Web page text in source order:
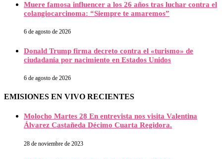
Muere famosa influencer a los 26 años tras luchar contra el
colangiocarcinoma: “Siempre te amaremos”
6 de agosto de 2026
Donald Trump firma decreto contra el «turismo» de
ciudadanía por nacimiento en Estados Unidos
6 de agosto de 2026
EMISIONES EN VIVO RECIENTES
Molocho Martes 28 En entrevista nos visita Valentina
Álvarez Castañeda Décimo Cuarta Regidora.
28 de noviembre de 2023